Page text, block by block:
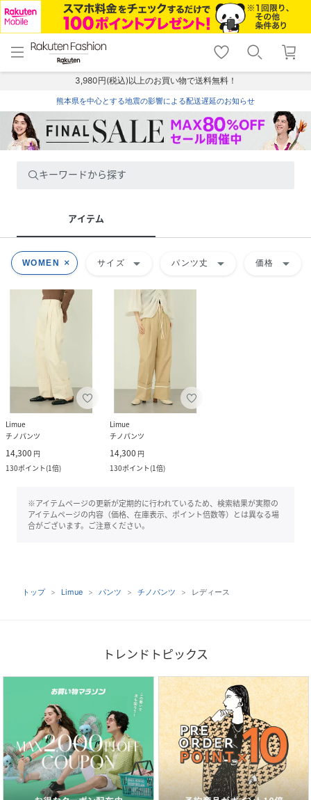
menu home
トップ
shopping_cart lock_outline
ログイン
3,980円(税込)以上のお買い物で送料無料！
熊本県を中心とする地震の影響による配送遅延のお知らせ
キーワードから探す
アイテム
WOMEN サイズ arrow_drop_down パンツ丈 arrow_drop_down 価格 arrow_drop_down
Limue
チノパンツ
14,300 円
130ポイント(1倍)
Limue
チノパンツ
14,300 円
130ポイント(1倍)
※アイテムページの更新が定期的に行われているため、検索結果が実際の
アイテムページの内容（価格、在庫表示、ポイント倍数等）とは異なる場
合がございます。ご注意ください。
トップ Limue パンツ チノパンツ レディース
トレンドトピックス